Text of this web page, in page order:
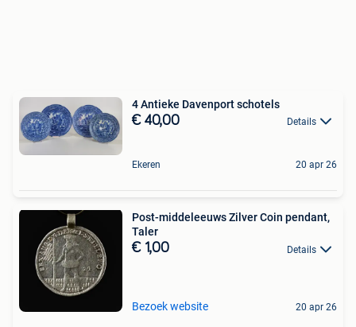
4 Antieke Davenport schotels
€ 40,00 Details
Ekeren 20 apr 26
Post-middeleeuws Zilver Coin pendant,
Taler
€ 1,00 Details
Bezoek website 20 apr 26